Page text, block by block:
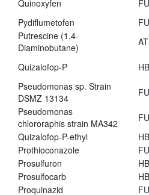
Quinoxyfen
FU
Pydiflumetofen
FU
Putrescine (1,4-
Diaminobutane)
AT
Quizalofop-P
HB
Pseudomonas sp. Strain
DSMZ 13134
FU
Pseudomonas
chlororaphis strain MA342
FU
Quizalofop-P-ethyl
HB
Prothioconazole
FU
Prosulfuron
HB
Prosulfocarb
HB
Proquinazid
FU